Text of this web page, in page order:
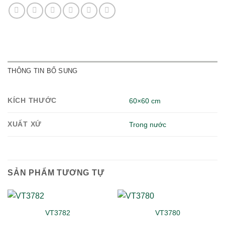
THÔNG TIN BỔ SUNG
KÍCH THƯỚC 60×60 cm
XUẤT XỨ Trong nước
SẢN PHẨM TƯƠNG TỰ
VT3782 VT3780